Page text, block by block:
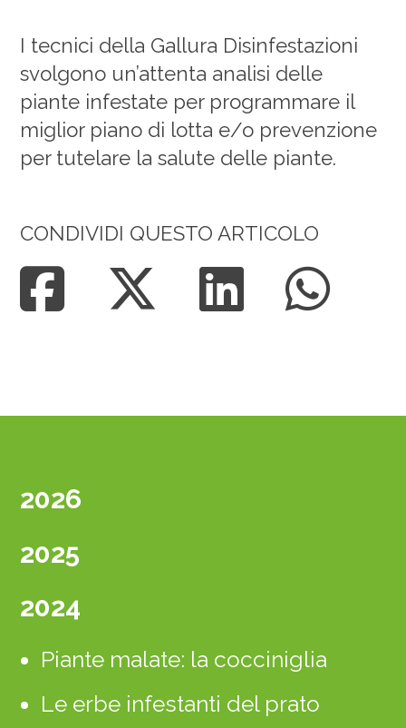
I tecnici della Gallura Disinfestazioni
svolgono un’attenta analisi delle
piante infestate per programmare il
miglior piano di lotta e/o prevenzione
per tutelare la salute delle piante.
CONDIVIDI QUESTO ARTICOLO
2026
2025
2024
Piante malate: la cocciniglia
Le erbe infestanti del prato